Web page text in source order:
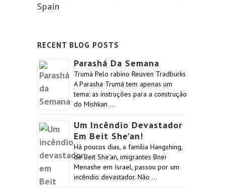
Spain
RECENT BLOG POSTS
Parashá Da Semana
Trumá Pelo rabino Reuven Tradburks
A Parasha Trumá tem apenas um
tema: as instruções para a construção
do Mishkan …
Um Incêndio Devastador
Em Beit She’an!
Há poucos dias, a família Hangshing,
de Beit She’an, imigrantes Bnei
Menashe em Israel, passou por um
incêndio devastador. Não …